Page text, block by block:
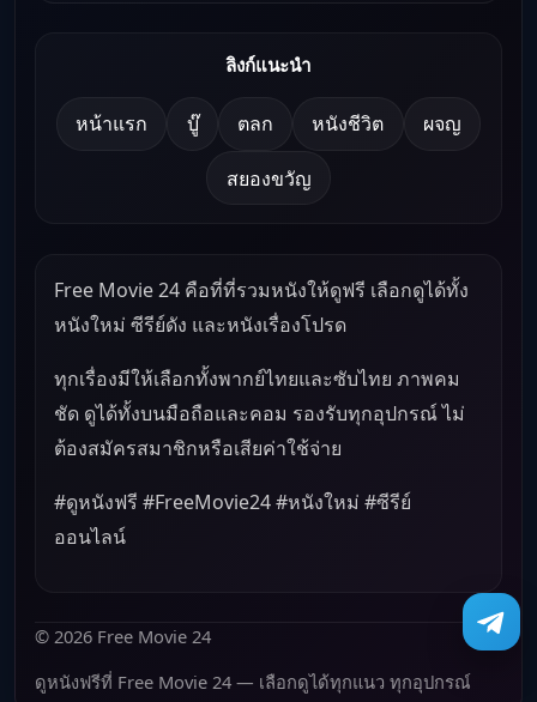
ลิงก์แนะนำ
หน้าแรก บู๊ ตลก หนังชีวิต ผจญ
สยองขวัญ
Free Movie 24 คือที่ที่รวมหนังให้ดูฟรี เลือกดูได้ทั้ง
หนังใหม่ ซีรีย์ดัง และหนังเรื่องโปรด
ทุกเรื่องมีให้เลือกทั้งพากย์ไทยและซับไทย ภาพคม
ชัด ดูได้ทั้งบนมือถือและคอม รองรับทุกอุปกรณ์ ไม่
ต้องสมัครสมาชิกหรือเสียค่าใช้จ่าย
#ดูหนังฟรี #FreeMovie24 #หนังใหม่ #ซีรีย์
ออนไลน์
© 2026 Free Movie 24
ดูหนังฟรีที่ Free Movie 24 — เลือกดูได้ทุกแนว ทุกอุปกรณ์